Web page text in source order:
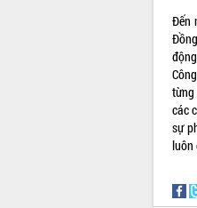
Đến
các
sự
luôn